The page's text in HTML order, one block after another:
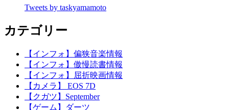
Tweets by taskyamamoto
カテゴリー
【インフォ】偏狭音楽情報
【インフォ】傲慢読書情報
【インフォ】屈折映画情報
【カメラ】 EOS 7D
【クガツ】September
【ゲーム】ダーツ